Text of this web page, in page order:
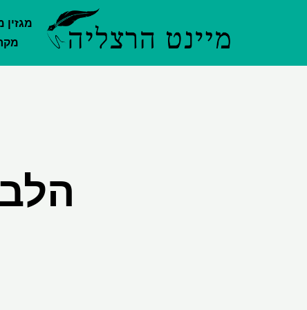
מגזין